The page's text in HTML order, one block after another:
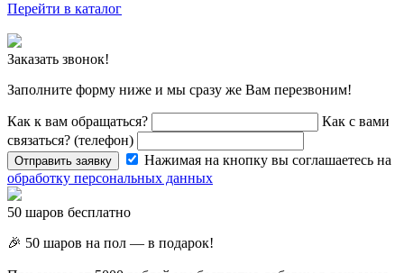
Перейти в каталог
Заказать звонок!
Заполните форму ниже и мы сразу же Вам перезвоним!
Как к вам обращаться?
Как с вами
связаться? (телефон)
Отправить заявку
Нажимая на кнопку вы соглашаетесь на
обработку персональных данных
50 шаров бесплатно
🎉 50 шаров на пол — в подарок!